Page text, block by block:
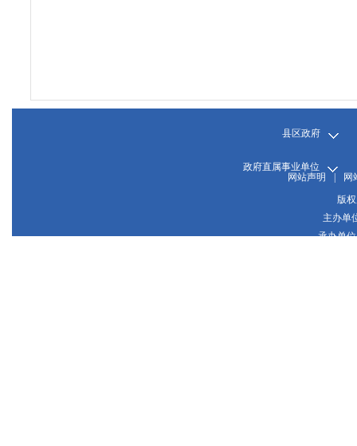
县区政府
政府直属事业单位
网站声明
|
网
版
主办单
承办单